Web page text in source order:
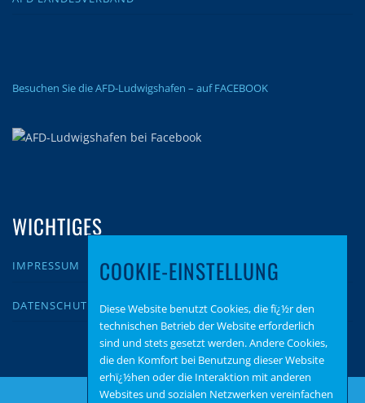
Besuchen Sie die AFD-Ludwigshafen – auf FACEBOOK
WICHTIGES
IMPRESSUM
DATENSCHUTZ
COOKIE-EINSTELLUNG
Diese Website benutzt Cookies, die fï¿½r den
technischen Betrieb der Website erforderlich
sind und stets gesetzt werden. Andere Cookies,
die den Komfort bei Benutzung dieser Website
erhï¿½hen oder die Interaktion mit anderen
Websites und sozialen Netzwerken vereinfachen